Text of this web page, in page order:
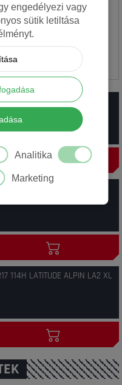
114H Latitude Alpin LA2 XL
114H Latitude Alpin LA2 XL
114H LATITUDE ALPIN LA2 XL
engedélyezi vagy
sütik letiltása
Analitika
Marketing